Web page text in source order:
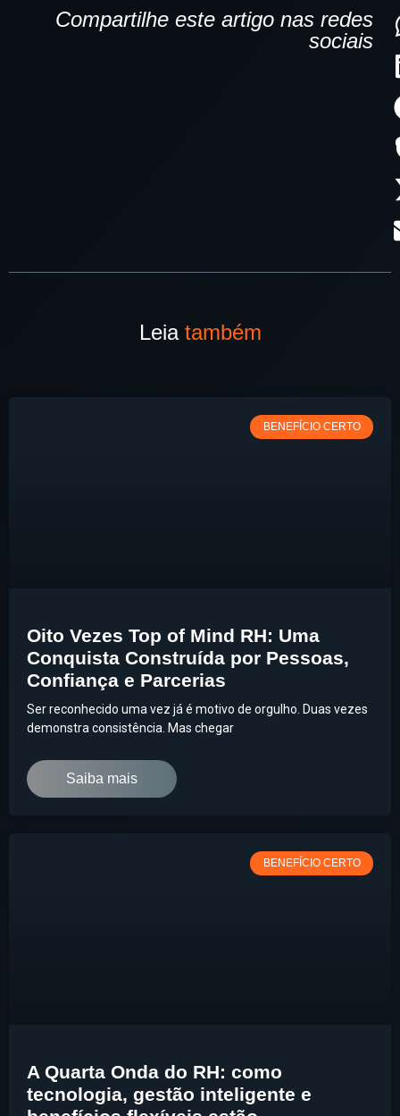
Compartilhe este artigo nas redes
sociais
Leia também
BENEFÍCIO CERTO
Oito Vezes Top of Mind RH: Uma
Conquista Construída por Pessoas,
Confiança e Parcerias
Ser reconhecido uma vez já é motivo de orgulho. Duas vezes
demonstra consistência. Mas chegar
Saiba mais
BENEFÍCIO CERTO
A Quarta Onda do RH: como
tecnologia, gestão inteligente e